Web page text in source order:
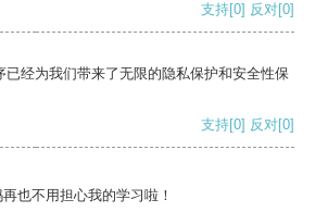
支持[0] 反对[0]
经为我们带来了无限的隐私保护和安全性保
支持[0] 反对[0]
也不用担心我的学习啦！